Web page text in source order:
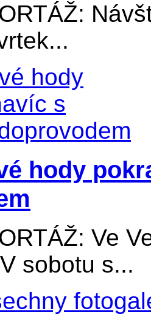
hody
Ve
sobotu s...